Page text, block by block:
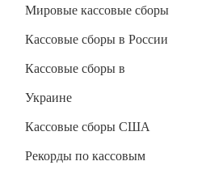
Мировые кассовые сборы
Кассовые сборы в России
Кассовые сборы в
Украине
Кассовые сборы США
Рекорды по кассовым